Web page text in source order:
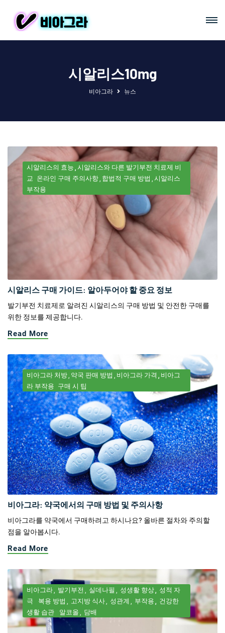
시알리스10mg
비아그라 뉴스
시알리스의 효능 시알리스와 다른 발기부전 치료제 비
교 온라인 구매 주의사항 합법적 구매 방법 시알리스
부작용
시알리스 구매 가이드: 알아두어야 할 중요 정보
발기부전 치료제로 알려진 시알리스의 구매 방법 및 안전한 구매를
위한 정보를 제공합니다.
Read More
비아그라 처방 약국 판매 방법 비아그라 가격
비아그
라 부작용 구매 시 팁
비아그라: 약국에서의 구매 방법 및 주의사항
비아그라를 약국에서 구매하려고 하시나요? 올바른 절차와 주의할
점을 알아봅시다.
Read More
비아그라 발기부전 실데나필 성생활 향상
성적 자
극
복용 방법 고지방 식사 성관계 부작용
건강한
생활 습관
알코올 담배